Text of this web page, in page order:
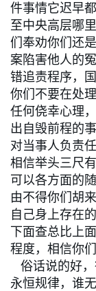
件事情它迟早
至中央高层哪
们奉劝你们还
案陷害他人的
错追责程序，
你们不要在处
任何侥幸心理
出自毁前程的
对当事人负责
相信举头三尺
可以各方面的
由不得你们胡
自己身上存在
下面查总比上
程度，相信你
俗话说的好
永恒规律，谁